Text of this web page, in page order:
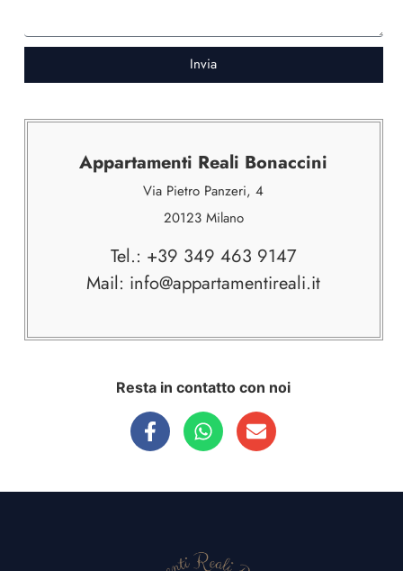
Invia
Appartamenti Reali Bonaccini
Via Pietro Panzeri, 4
20123 Milano
Tel.: +39 349 463 9147
Mail: info@appartamentireali.it
Resta in contatto con noi